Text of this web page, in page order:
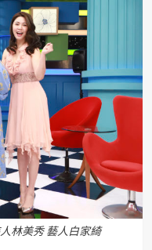
林美秀 藝人白家綺